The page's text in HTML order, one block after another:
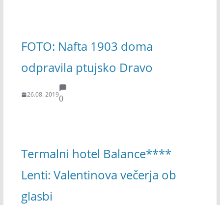
FOTO: Nafta 1903 doma
odpravila ptujsko Dravo
26.08. 20190
Termalni hotel Balance****
Lenti: Valentinova večerja ob
glasbi